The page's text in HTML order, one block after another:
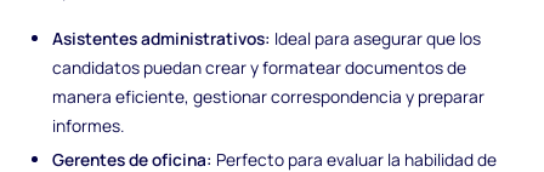
Asistentes administrativos: Ideal para asegurar que los
candidatos puedan crear y formatear documentos de
manera eficiente, gestionar correspondencia y preparar
informes.
Gerentes de oficina: Perfecto para evaluar la habilidad de